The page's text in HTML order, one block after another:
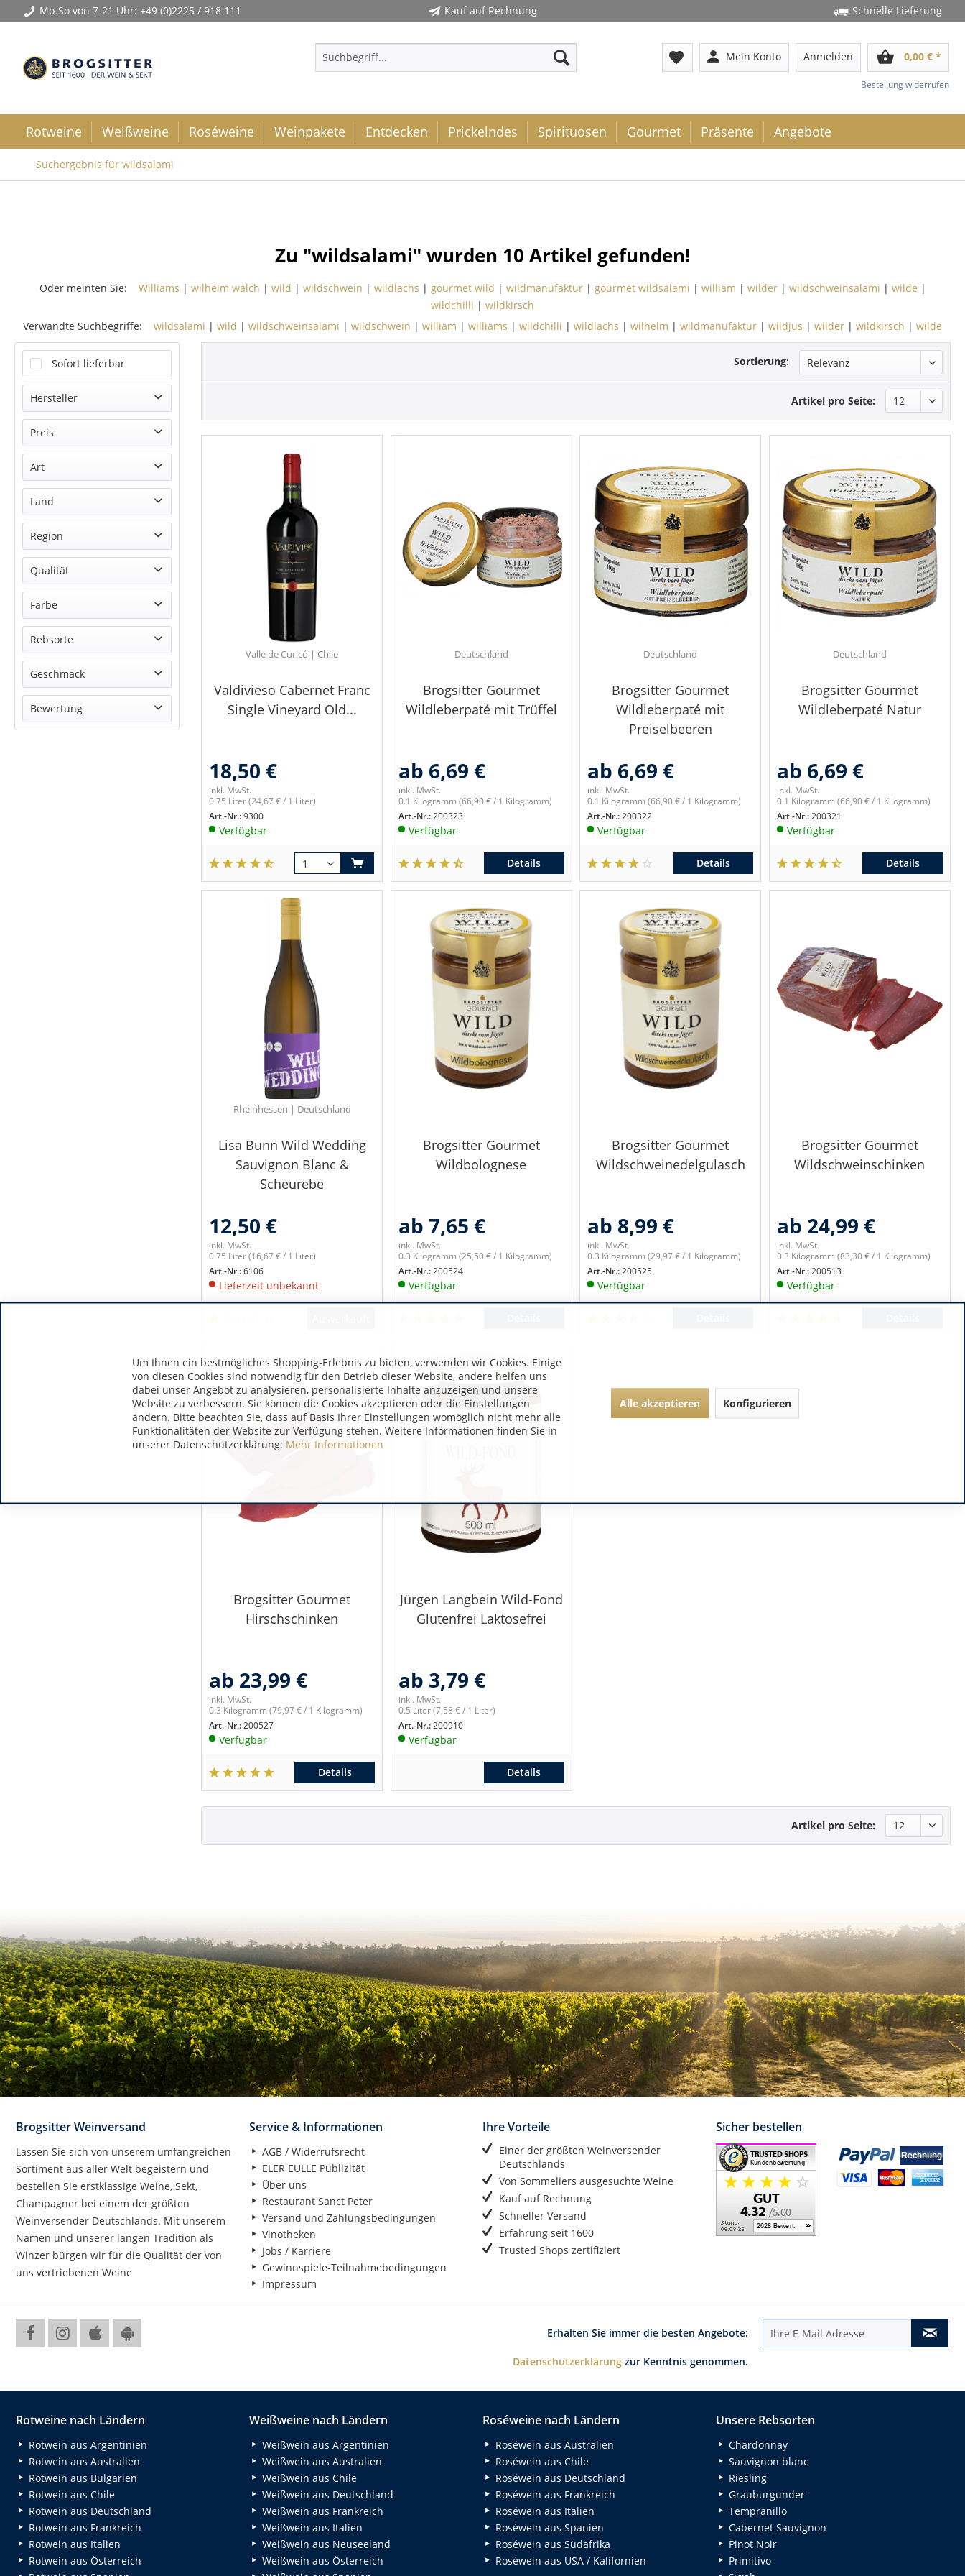
Mo-So von 7-21 Uhr: +49 (0)2225 / 918 111 Kauf auf Rechnung Schnelle Lieferung
favorite person Mein Konto Anmelden shopping_basket 0,00 € *
Bestellung widerrufen
Rotweine Weißweine Roséweine Weinpakete Entdecken Prickelndes Spirituosen Gourmet Präsente Angebote
Suchergebnis für wildsalami
Zu "wildsalami" wurden 10 Artikel gefunden!
Oder meinten Sie: Williams | wilhelm walch | wild | wildschwein | wildlachs | gourmet wild | wildmanufaktur| gourmet wildsalami | william | wilder| wildschweinsalami | wilde |
wildchilli | wildkirsch
Verwandte Suchbegriffe:
wildsalami | wild | wildschweinsalami | wildschwein | william | williams | wildchilli | wildlachs | wilhelm | wildmanufaktur | wildjus | wilder | wildkirsch | wilde
Sofort lieferbar
Hersteller
Brogsitter Gourmet
Jürgen Langbein
VALDIVIESO
Preis
von3,79 €bis24,99 €
Art
Weißwein
Wild
Rotwein
Land
Chile
Deutschland
Region
Rheinhessen
Valle de Curicó
Qualität
Qualitätswein
DO Sagrada Familia
Farbe
Weiß
Rot
Rebsorte
Cabernet Franc
Scheurebe
Sauvignon Blanc
Geschmack
trocken
keine Angabe
Bewertung
Sortierung:
Artikel pro Seite:
Valle de Curicó | Chile
Valdivieso Cabernet Franc
Single Vineyard Old...
18,50 €
inkl. MwSt.
0.75 Liter(24,67 € / 1 Liter)
Art.-Nr.:9300
Verfügbar
Deutschland
Brogsitter Gourmet
Wildleberpaté mit Trüffel
ab 6,69 €
inkl. MwSt.
0.1 Kilogramm (66,90 € / 1 Kilogramm)
Art.-Nr.:200323
Verfügbar
Details
Deutschland
Brogsitter Gourmet
Wildleberpaté mit
Preiselbeeren
ab 6,69 €
inkl. MwSt.
0.1 Kilogramm(66,90 € / 1 Kilogramm)
Art.-Nr.:200322
Verfügbar
Details
Deutschland
Brogsitter Gourmet
Wildleberpaté Natur
ab 6,69 €
inkl. MwSt.
0.1 Kilogramm (66,90 € / 1 Kilogramm)
Art.-Nr.:200321
Verfügbar
Details
Rheinhessen | Deutschland
Lisa Bunn Wild Wedding
Sauvignon Blanc &
Scheurebe
12,50 €
inkl. MwSt.
0.75 Liter(16,67 € / 1 Liter)
Art.-Nr.:6106
Lieferzeit unbekannt
Brogsitter Gourmet
Wildbolognese
ab 7,65 €
inkl. MwSt.
0.3 Kilogramm (25,50 € / 1 Kilogramm)
Art.-Nr.:200524
Verfügbar
Brogsitter Gourmet
Wildschweinedelgulasch
ab 8,99 €
inkl. MwSt.
0.3 Kilogramm(29,97 € / 1 Kilogramm)
Art.-Nr.:200525
Verfügbar
Brogsitter Gourmet
Wildschweinschinken
ab 24,99 €
inkl. MwSt.
0.3 Kilogramm (83,30 € / 1 Kilogramm)
Art.-Nr.:200513
Verfügbar
Brogsitter Gourmet
Hirschschinken
ab 23,99 €
inkl. MwSt.
0.3 Kilogramm(79,97 € / 1 Kilogramm)
Art.-Nr.:200527
Verfügbar
Details
Jürgen Langbein Wild-Fond
Glutenfrei Laktosefrei
ab 3,79 €
inkl. MwSt.
0.5 Liter(7,58 € / 1 Liter)
Art.-Nr.:200910
Verfügbar
Details
Artikel pro Seite:
Brogsitter Weinversand
Lassen Sie sich von unserem umfangreichen
Sortiment aus aller Welt begeistern und
bestellen Sie erstklassige Weine, Sekt,
Champagner bei einem der größten
Weinversender Deutschlands. Mit unserem
Namen und unserer langen Tradition als
Winzer bürgen wir für die Qualität der von
uns vertriebenen Weine
Service & Informationen
AGB / Widerrufsrecht
ELER EULLE Publizität
Über uns
Restaurant Sanct Peter
Versand und Zahlungsbedingungen
Vinotheken
Jobs / Karriere
Gewinnspiele-Teilnahmebedingungen
Impressum
Ihre Vorteile
Einer der größten Weinversender
Deutschlands
Von Sommeliers ausgesuchte Weine
Kauf auf Rechnung
Schneller Versand
Erfahrung seit 1600
Trusted Shops zertifiziert
Sicher bestellen
Erhalten Sie immer die besten Angebote:
Datenschutzerklärung zur Kenntnis genommen.
Rotweine nach Ländern
Rotwein aus Argentinien
Rotwein aus Australien
Rotwein aus Bulgarien
Rotwein aus Chile
Rotwein aus Deutschland
Rotwein aus Frankreich
Rotwein aus Italien
Rotwein aus Österreich
Weißweine nach Ländern
Weißwein aus Argentinien
Weißwein aus Australien
Weißwein aus Chile
Weißwein aus Deutschland
Weißwein aus Frankreich
Weißwein aus Italien
Weißwein aus Neuseeland
Weißwein aus Österreich
Roséweine nach Ländern
Roséwein aus Australien
Roséwein aus Chile
Roséwein aus Deutschland
Roséwein aus Frankreich
Roséwein aus Italien
Roséwein aus Spanien
Roséwein aus Südafrika
Roséwein aus USA / Kalifornien
Unsere Rebsorten
Chardonnay
Sauvignon blanc
Riesling
Grauburgunder
Tempranillo
Cabernet Sauvignon
Pinot Noir
Primitivo
Um Ihnen ein bestmögliches Shopping-Erlebnis zu bieten, verwenden wir Cookies. Einige
von diesen Cookies sind notwendig für den Betrieb dieser Website, andere helfen uns
dabei unser Angebot zu analysieren, personalisierte Inhalte anzuzeigen und unsere
Website zu verbessern. Sie können die Cookies akzeptieren oder die Einstellungen
ändern. Bitte beachten Sie, dass auf Basis Ihrer Einstellungen womöglich nicht mehr alle
Funktionalitäten der Website zur Verfügung stehen. Weitere Informationen finden Sie in
unserer Datenschutzerklärung: Mehr Informationen
Alle akzeptieren Konfigurieren